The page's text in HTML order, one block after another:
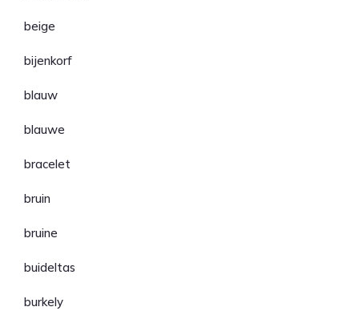
beige
bijenkorf
blauw
blauwe
bracelet
bruin
bruine
buideltas
burkely